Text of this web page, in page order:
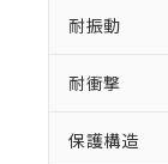
耐振動
耐衝撃
保護構造